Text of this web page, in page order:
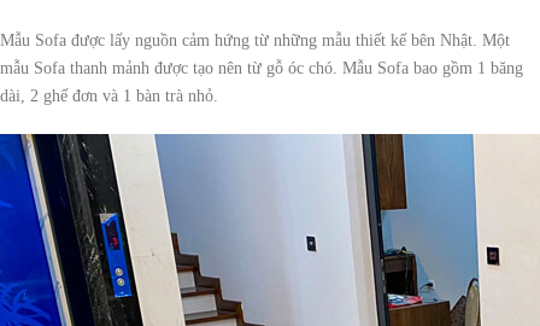
Mẫu Sofa được lấy nguồn cảm hứng từ những mẫu thiết kế bên Nhật. Một
mẫu Sofa thanh mảnh được tạo nên từ gỗ óc chó. Mẫu Sofa bao gồm 1 băng
dài, 2 ghế đơn và 1 bàn trà nhỏ.